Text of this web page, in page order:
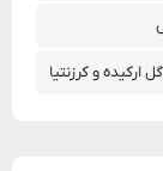
ارکیده و کرزنتیا